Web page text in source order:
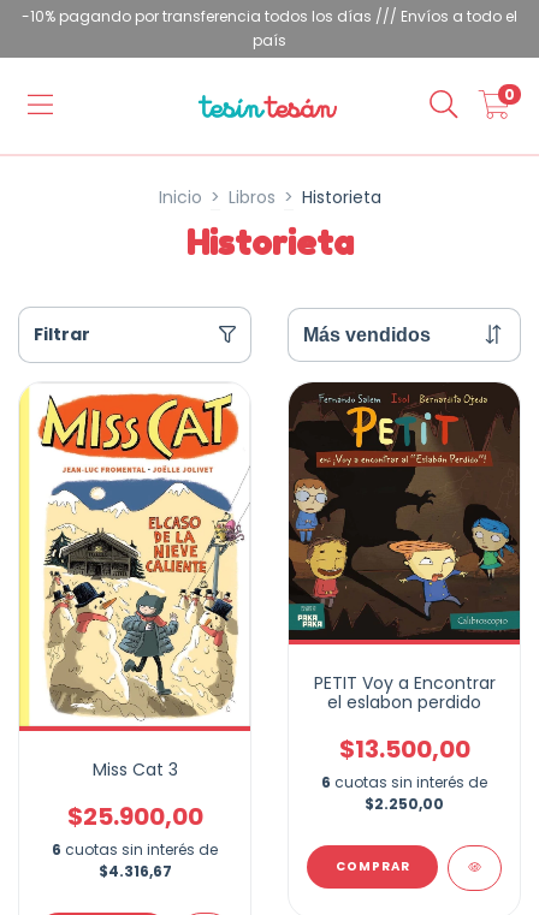
-10% pagando por transferencia todos los días /// Envíos a todo el
país
0
Inicio > Libros > Historieta
Historieta
Filtrar
Miss Cat 3
$25.900,00
6 cuotas sin interés de
$4.316,67
PETIT Voy a Encontrar
el eslabon perdido
$13.500,00
6 cuotas sin interés de
$2.250,00